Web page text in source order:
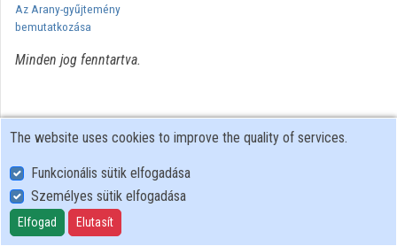
Az Arany-gyűjtemény
bemutatkozása
Minden jog fenntartva.
User Policy
Adatkezelési tájékoztató (en)
Cookie Policy
The website uses cookies to improve the quality of services.
Funkcionális sütik elfogadása
Személyes sütik elfogadása
Elfogad Elutasít